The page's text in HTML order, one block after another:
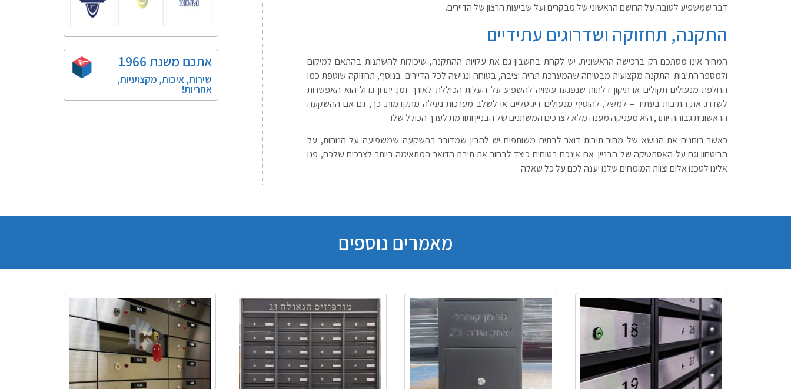
דבר שמשפיע לטובה על הרושם הראשוני של מבקרים ועל שביעות הרצון של הדיירים.
התקנה, תחזוקה ושדרוגים עתידיים
המחיר אינו מסתכם רק ברכישה הראשונית. יש לקחת בחשבון גם את עלויות ההתקנה, שיכולות להשתנות בהתאם למיקום
ולמספר התיבות. התקנה מקצועית מבטיחה שהמערכת תהיה יציבה, בטוחה ונגישה לכל הדיירים. בנוסף, תחזוקה שוטפת כמו
החלפת מנעולים תקולים או תיקון דלתות שנפגעו עשויה להשפיע על העלות הכוללת לאורך זמן. יתרון גדול הוא האפשרות
לשדרג את התיבות בעתיד – למשל, להוסיף מנעולים דיגיטליים או לשלב מערכות נעילה מתקדמות. כך, גם אם ההשקעה
הראשונית גבוהה יותר, היא מעניקה מענה מלא לצרכים המשתנים של הבניין ותורמת לערך הכולל שלו.
כאשר בוחנים את הנושא של מחיר תיבות דואר לבתים משותפים יש להבין שמדובר בהשקעה שמשפיעה על הנוחות, על
הביטחון וגם על האסתטיקה של הבניין. אם אינכם בטוחים כיצד לבחור את תיבת הדואר המתאימה ביותר לצרכים שלכם, פנו
אלינו לטכנו אלום וצוות המומחים שלנו יענה לכם על כל שאלה.
אתכם משנת 1966​
שירות, איכות, מקצועיות,
אחריות!
מאמרים נוספים